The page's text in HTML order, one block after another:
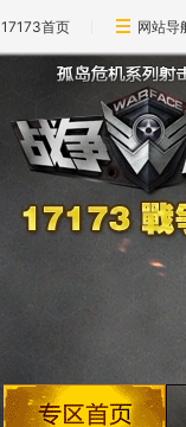
17173首页 网站导